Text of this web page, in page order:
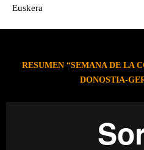
Euskera
RESUMEN “SEMANA DE LA
DONOSTIA-